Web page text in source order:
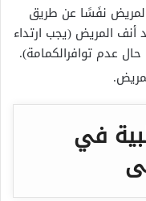
المريض نفَسًا عن طريق
المريض (يجب ارتداء
عدم توافرالكمامة).
في